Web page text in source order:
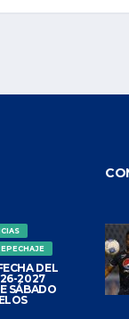
DEL
2027
SÁBADO